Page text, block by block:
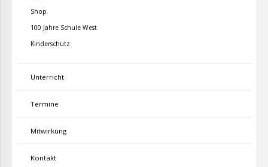
Shop
100 Jahre Schule West
Kinderschutz
Unterricht
Termine
Mitwirkung
Kontakt